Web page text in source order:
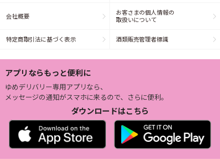
会社概要
お客さまの個人情報の
取扱いについて
特定商取引法に基づく表示 酒類販売管理者標識
アプリならもっと便利に
ゆめデリバリー専用アプリなら、
メッセージの通知がスマホに来るので、さらに便利。
ダウンロードはこちら